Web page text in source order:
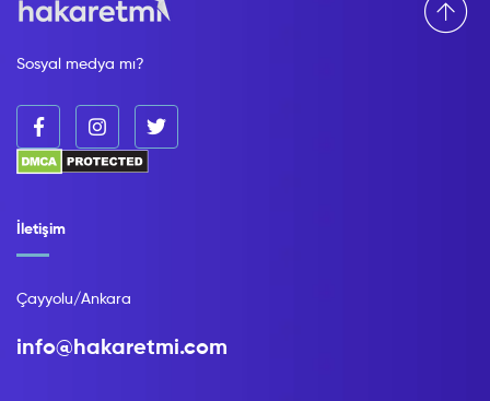
Sosyal medya mı?
İletişim
Çayyolu/Ankara
info@hakaretmi.com